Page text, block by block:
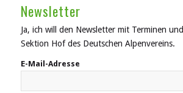
Newsletter
Ja, ich will den Newsletter mit Terminen
Sektion Hof des Deutschen Alpenvereins.
E-Mail-Adresse